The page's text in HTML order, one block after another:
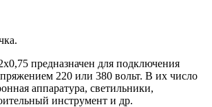
предназначен для подключения
220 или 380 вольт. В их число
аппаратура, светильники,
инструмент и др.